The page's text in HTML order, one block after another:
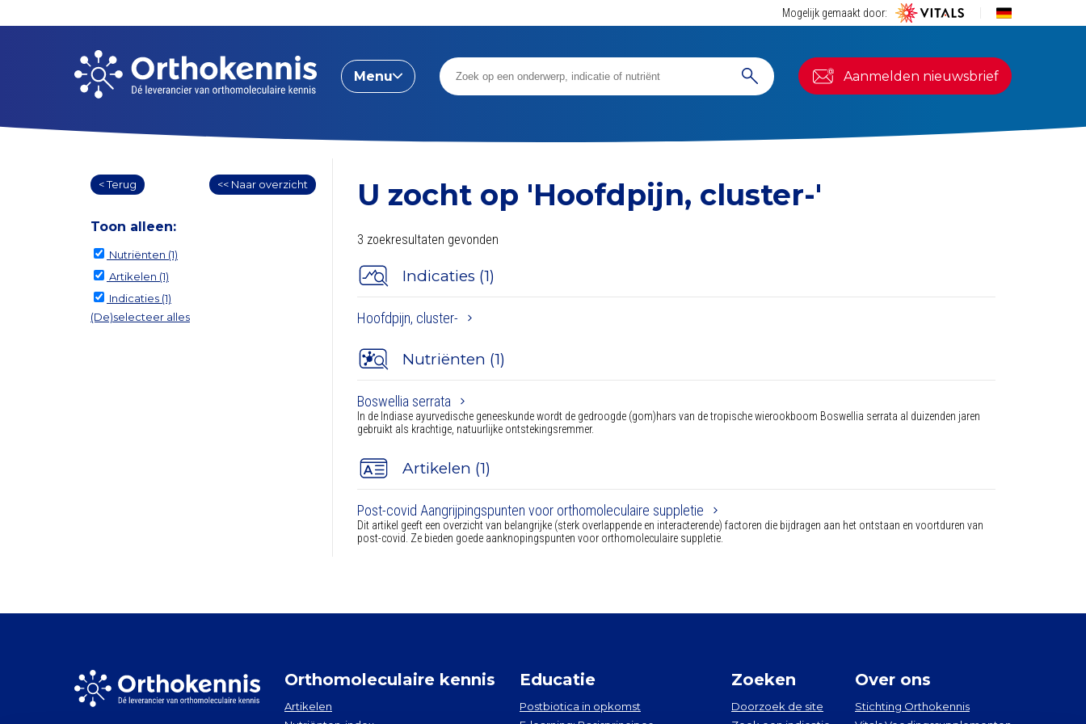
Mogelijk gemaakt door:
Menu Aanmelden nieuwsbrief
< Terug << Naar overzicht
Toon alleen:
Nutriënten (1)
Artikelen (1)
Indicaties (1)
(De)selecteer alles
U zocht op 'Hoofdpijn, cluster-'
3 zoekresultaten gevonden
Indicaties (1)
Hoofdpijn, cluster-
Nutriënten (1)
Boswellia serrata
In de Indiase ayurvedische geneeskunde wordt de gedroogde (gom)hars van de tropische wierookboom Boswellia serrata al duizenden jaren
gebruikt als krachtige, natuurlijke ontstekingsremmer.
Artikelen (1)
Post-covid Aangrijpingspunten voor orthomoleculaire suppletie
Dit artikel geeft een overzicht van belangrijke (sterk overlappende en interacterende) factoren die bijdragen aan het ontstaan en voortduren van
post-covid. Ze bieden goede aanknopingspunten voor orthomoleculaire suppletie.
Orthomoleculaire kennis
Artikelen
Educatie
Postbiotica in opkomst
Zoeken
Doorzoek de site
Over ons
Stichting Orthokennis